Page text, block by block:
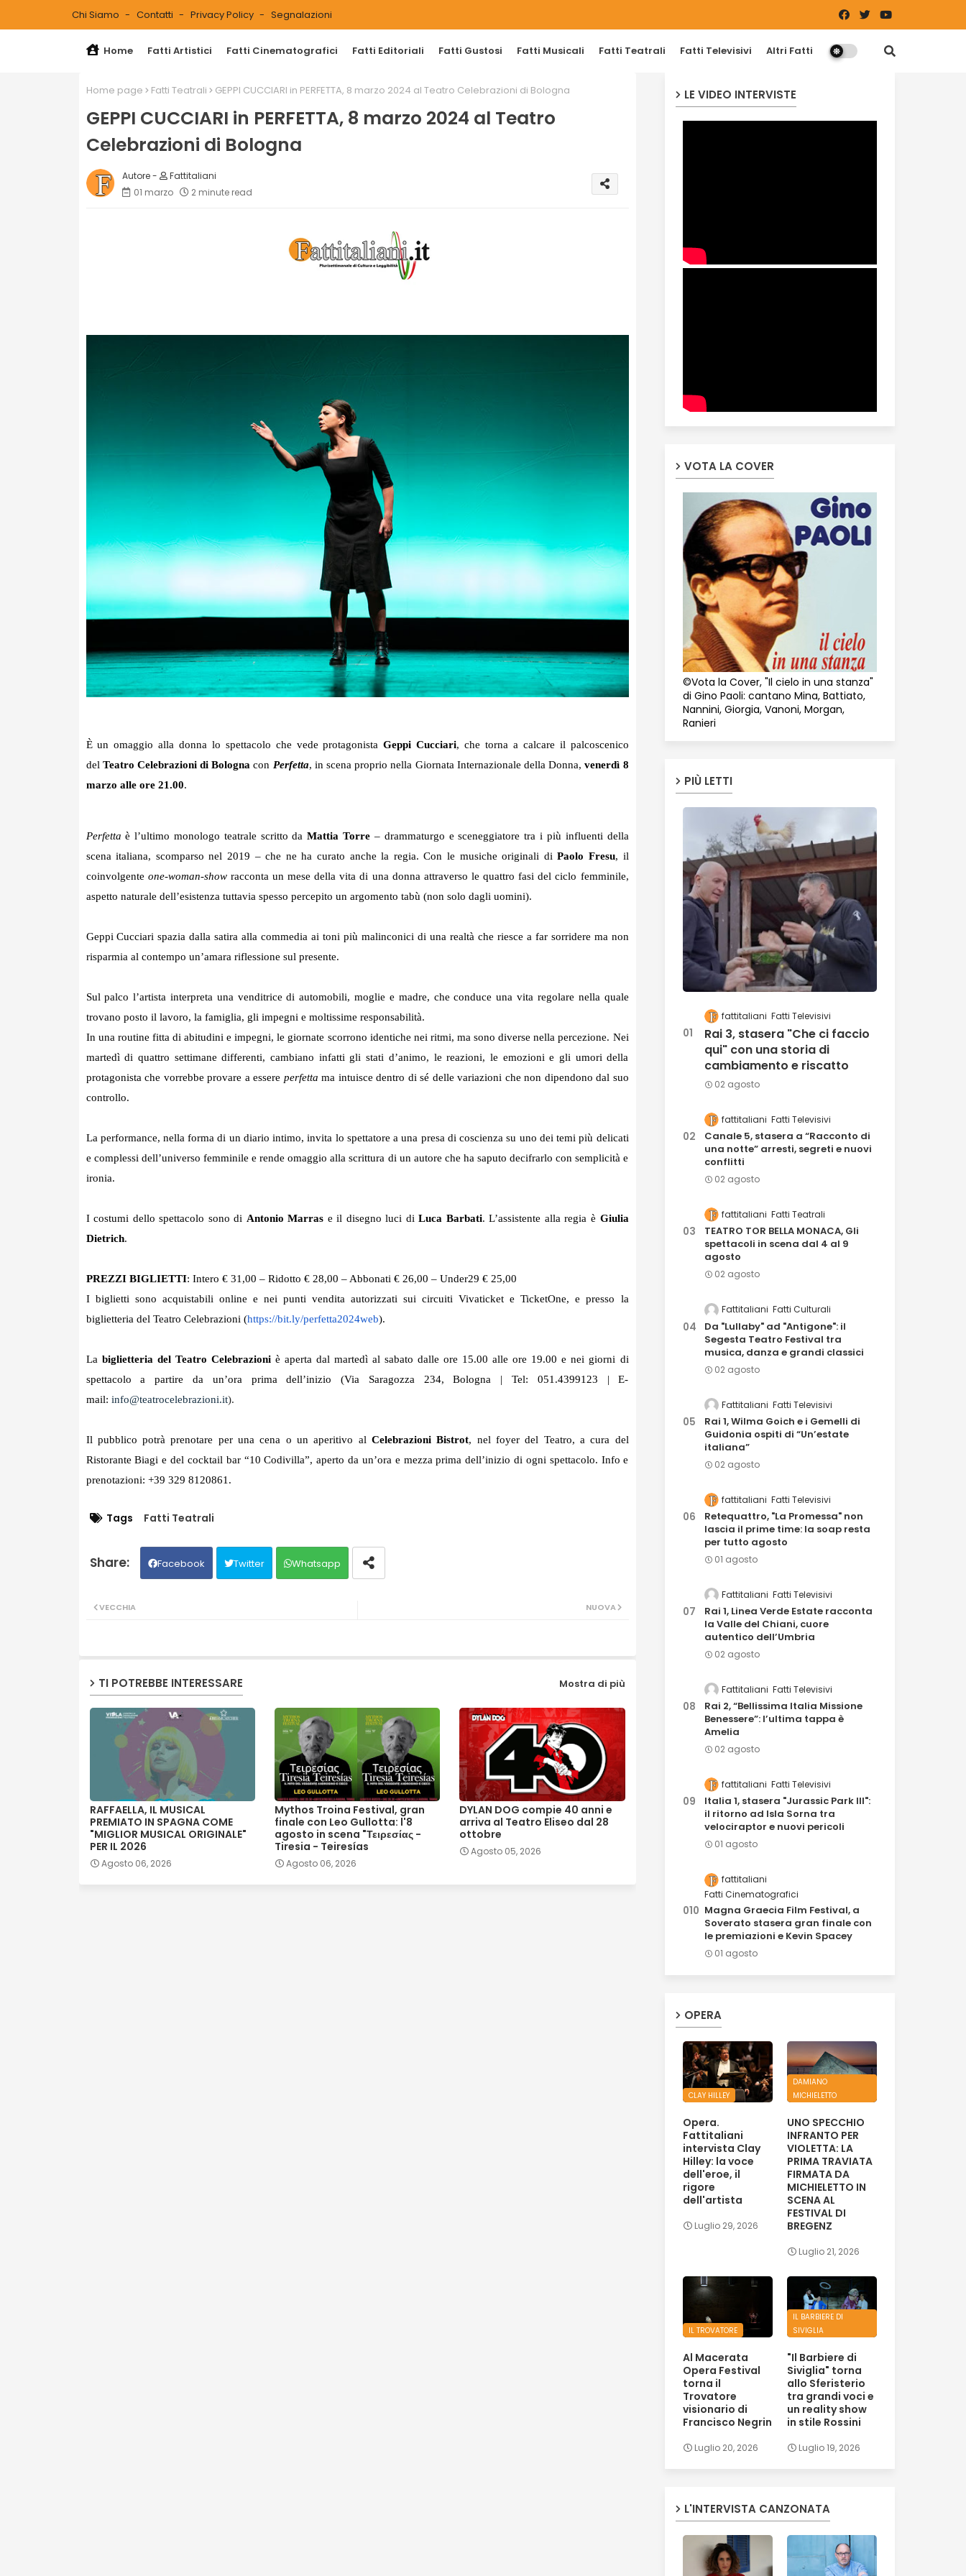
Chi Siamo Contatti Privacy Policy Segnalazioni
Home Fatti Artistici Fatti Cinematografici Fatti Editoriali Fatti Gustosi Fatti Musicali Fatti Teatrali Fatti Televisivi Altri Fatti
Home page Fatti Teatrali GEPPI CUCCIARI in PERFETTA, 8 marzo 2024 al Teatro Celebrazioni di Bologna
GEPPI CUCCIARI in PERFETTA, 8 marzo 2024 al Teatro
Celebrazioni di Bologna
Fattitaliani
01 marzo
2 minute read
È un omaggio alla donna lo spettacolo che vede protagonistaGeppi Cucciari, che torna a calcare il palcoscenico
del Teatro Celebrazioni di Bolognacon Perfetta, in scena proprio nella Giornata Internazionale della Donna,venerdì 8
marzo alle ore 21.00.
Perfettaè l’ultimo monologo teatrale scritto daMattia Torre – drammaturgo e sceneggiatore tra i più influenti della
scena italiana, scomparso nel 2019 – che ne ha curato anche la regia. Con le musiche originali diPaolo Fresu, il
coinvolgente one-woman-show racconta un mese della vita di una donna attraverso le quattro fasi del ciclo femminile,
aspetto naturale dell’esistenza tuttavia spesso percepito un argomento tabù (non solo dagli uomini).
Geppi Cucciari spazia dalla satira alla commedia ai toni più malinconici di una realtà che riesce a far sorridere ma non
risparmia al contempo un’amara riflessione sul presente.
Sul palco l’artista interpreta una venditrice di automobili, moglie e madre, che conduce una vita regolare nella quale
trovano posto il lavoro, la famiglia, gli impegni e moltissime responsabilità.
In una routine fitta di abitudini e impegni, le giornate scorrono identiche nei ritmi, ma sono diverse nella percezione. Nei
martedì di quattro settimane differenti, cambiano infatti gli stati d’animo, le reazioni, le emozioni e gli umori della
protagonista che vorrebbe provare a essere perfetta ma intuisce dentro di sé delle variazioni che non dipendono dal suo
controllo.
La performance, nella forma di un diario intimo, invita lo spettatore a una presa di coscienza su uno dei temi più delicati
e complessi dell’universo femminile e rende omaggio alla scrittura di un autore che ha saputo decifrarlo con semplicità e
ironia.
I costumi dello spettacolo sono di Antonio Marras e il disegno luci diLuca Barbati. L’assistente alla regia è Giulia
Dietrich.
PREZZI BIGLIETTI: Intero € 31,00 – Ridotto € 28,00 – Abbonati € 26,00 – Under29 € 25,00
I biglietti sono acquistabili online e nei punti vendita autorizzati sui circuiti Vivaticket e TicketOne, e presso la
biglietteria del Teatro Celebrazioni (https://bit.ly/perfetta2024web).
La biglietteria del Teatro Celebrazioniè aperta dal martedì al sabato dalle ore 15.00 alle ore 19.00 e nei giorni di
spettacolo a partire da un’ora prima dell’inizio (Via Saragozza 234, Bologna | Tel: 051.4399123 | E-
mail: info@teatrocelebrazioni.it).
Il pubblico potrà prenotare per una cena o un aperitivo al Celebrazioni Bistrot, nel foyer del Teatro, a cura del
Ristorante Biagi e del cocktail bar “10 Codivilla”, aperto da un’ora e mezza prima dell’inizio di ogni spettacolo. Info e
prenotazioni: +39 329 8120861 .
Tags Fatti Teatrali
Facebook Twitter Whatsapp
NUOVA
VECCHIA
TI POTREBBE INTERESSARE Mostra di più
RAFFAELLA, IL MUSICAL
PREMIATO IN SPAGNA COME
"MIGLIOR MUSICAL ORIGINALE"
PER IL 2026
Agosto 06, 2026
Mythos Troina Festival, gran
finale con Leo Gullotta: l'8
agosto in scena "Τειρεσίας -
Tiresia - Teiresías
Agosto 06, 2026
DYLAN DOG compie 40 anni e
arriva al Teatro Eliseo dal 28
ottobre
Agosto 05, 2026
LE VIDEO INTERVISTE
VOTA LA COVER
©Vota la Cover, "Il cielo in una stanza"
di Gino Paoli: cantano Mina, Battiato,
Nannini, Giorgia, Vanoni, Morgan,
Ranieri
PIÙ LETTI
fattitaliani Fatti Televisivi
Rai 3, stasera "Che ci faccio
qui" con una storia di
cambiamento e riscatto
02 agosto
fattitaliani Fatti Televisivi
Canale 5, stasera a “Racconto di
una notte” arresti, segreti e nuovi
conflitti
02 agosto
fattitaliani Fatti Teatrali
TEATRO TOR BELLA MONACA, Gli
spettacoli in scena dal 4 al 9
agosto
02 agosto
Fattitaliani Fatti Culturali
Da "Lullaby" ad "Antigone": il
Segesta Teatro Festival tra
musica, danza e grandi classici
02 agosto
Fattitaliani Fatti Televisivi
Rai 1, Wilma Goich e i Gemelli di
Guidonia ospiti di “Un’estate
italiana”
02 agosto
fattitaliani Fatti Televisivi
Retequattro, "La Promessa" non
lascia il prime time: la soap resta
per tutto agosto
01 agosto
Fattitaliani Fatti Televisivi
Rai 1, Linea Verde Estate racconta
la Valle del Chiani, cuore
autentico dell’Umbria
02 agosto
Fattitaliani Fatti Televisivi
Rai 2, “Bellissima Italia Missione
Benessere”: l’ultima tappa è
Amelia
02 agosto
fattitaliani Fatti Televisivi
Italia 1, stasera "Jurassic Park III":
il ritorno ad Isla Sorna tra
velociraptor e nuovi pericoli
01 agosto
fattitaliani
Fatti Cinematografici
Magna Graecia Film Festival, a
Soverato stasera gran finale con
le premiazioni e Kevin Spacey
01 agosto
OPERA
CLAY HILLEY
Opera.
Fattitaliani
intervista Clay
Hilley: la voce
dell'eroe, il
rigore
dell'artista
Luglio 29, 2026
DAMIANO
MICHIELETTO
UNO SPECCHIO
INFRANTO PER
VIOLETTA: LA
PRIMA TRAVIATA
FIRMATA DA
MICHIELETTO IN
SCENA AL
FESTIVAL DI
BREGENZ
Luglio 21, 2026
IL TROVATORE
Al Macerata
Opera Festival
torna il
Trovatore
visionario di
Francisco Negrin
Luglio 20, 2026
IL BARBIERE DI
SIVIGLIA
"Il Barbiere di
Siviglia" torna
allo Sferisterio
tra grandi voci e
un reality show
in stile Rossini
Luglio 19, 2026
L'INTERVISTA CANZONATA